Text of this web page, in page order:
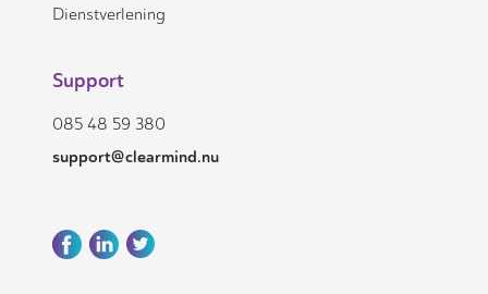
Dienstverlening
Support
085 48 59 380
support@clearmind.nu